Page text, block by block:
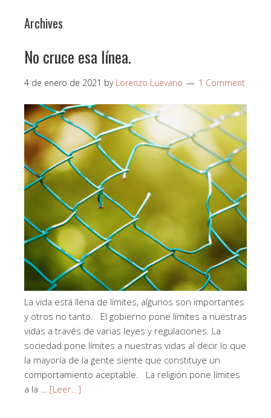
Archives
No cruce esa línea.
4 de enero de 2021 by Lorenzo Luevano 1 Comment
La vida está llena de límites, algunos son importantes
y otros no tanto. El gobierno pone límites a nuestras
vidas a través de varias leyes y regulaciones. La
sociedad pone límites a nuestras vidas al decir lo que
la mayoría de la gente siente que constituye un
comportamiento aceptable. La religión pone límites
a la … [Leer…]